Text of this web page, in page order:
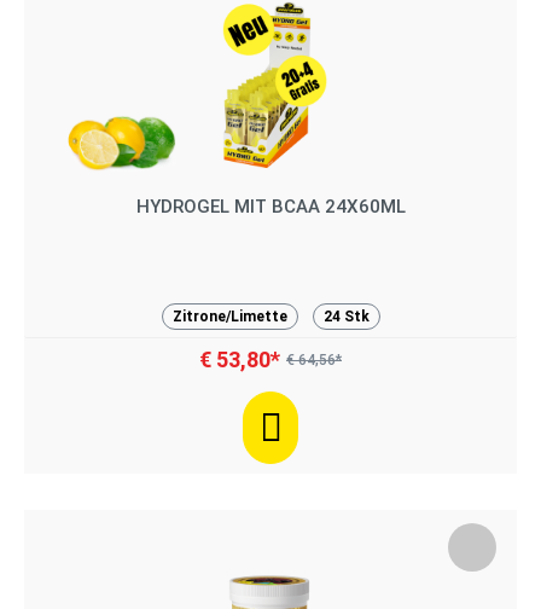
HYDROGEL MIT BCAA 24X60ML
Zitrone/Limette 24 Stk
€ 53,80* € 64,56*